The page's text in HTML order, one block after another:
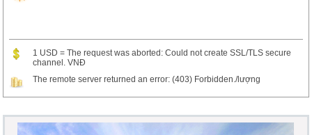
1 USD = The request was aborted: Could not create SSL/TLS secure
channel. VNĐ
The remote server returned an error: (403) Forbidden./lượng